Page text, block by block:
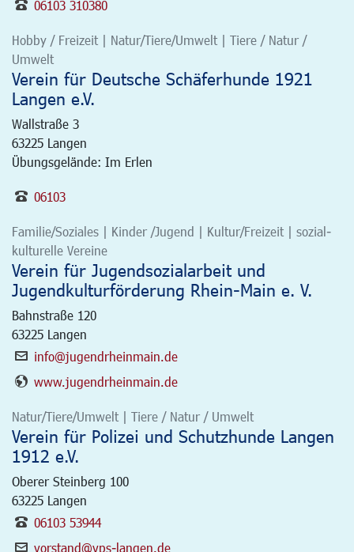
06103 310380
Hobby / Freizeit | Natur/Tiere/Umwelt | Tiere / Natur /
Umwelt
Verein für Deutsche Schäferhunde 1921
Langen e.V.
Wallstraße 3
63225 Langen
Übungsgelände: Im Erlen
06103
Familie/Soziales | Kinder /Jugend | Kultur/Freizeit | sozial-
kulturelle Vereine
Verein für Jugendsozialarbeit und
Jugendkulturförderung Rhein-Main e. V.
Bahnstraße 120
63225 Langen
info@jugendrheinmain.de
www.jugendrheinmain.de
Natur/Tiere/Umwelt | Tiere / Natur / Umwelt
Verein für Polizei und Schutzhunde Langen
1912 e.V.
Oberer Steinberg 100
63225 Langen
06103 53944
vorstand@vps-langen.de